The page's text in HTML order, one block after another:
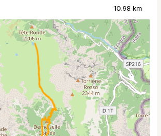
10.98 km